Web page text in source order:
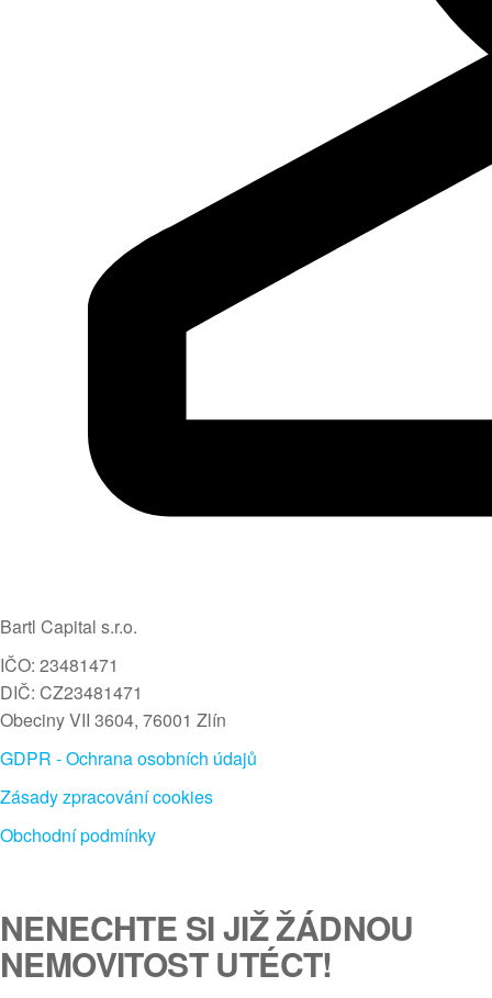
Bartl Capital s.r.o.
IČO: 23481471
DIČ: CZ23481471
Obeciny VII 3604, 76001 Zlín
GDPR - Ochrana osobních údajů
Zásady zpracování cookies
Obchodní podmínky
NENECHTE SI JIŽ ŽÁDNOU
NEMOVITOST UTÉCT!